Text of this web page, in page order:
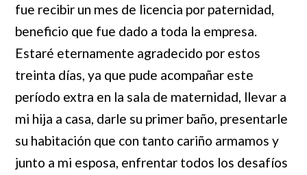
fue recibir un mes de licencia por paternidad,
beneficio que fue dado a toda la empresa.
Estaré eternamente agradecido por estos
treinta días, ya que pude acompañar este
período extra en la sala de maternidad, llevar a
mi hija a casa, darle su primer baño, presentarle
su habitación que con tanto cariño armamos y
junto a mi esposa, enfrentar todos los desafíos